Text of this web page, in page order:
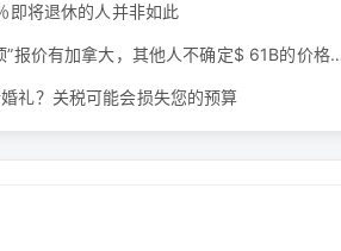
即将退休的人并非如此
特朗普的“黄金圆顶”报价有加拿大，
礼？关税可能会损失您的预算